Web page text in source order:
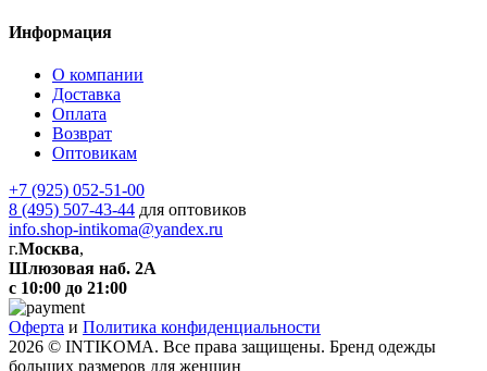
Информация
О компании
Доставка
Оплата
Возврат
Оптовикам
+7 (925) 052-51-00
8 (495) 507-43-44 для оптовиков
info.shop-intikoma@yandex.ru
г.Москва,
Шлюзовая наб. 2А
с 10:00 до 21:00
Оферта и Политика конфиденциальности
2026 © INTIKOMA. Все права защищены. Бренд одежды
больших размеров для женщин